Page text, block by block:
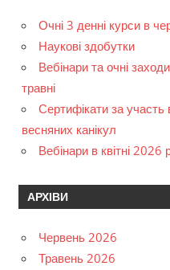
Очні 3 денні курси в
Наукові здобутки
Вебінари та очні
травні
Сертифікати за участь
весняних канікул
Вебінари в квітні 2026
АРХІВИ
Червень 2026
Травень 2026